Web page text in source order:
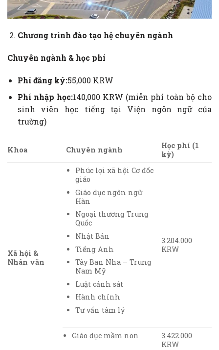
Chương trình đào tạo hệ chuyên ngành
Chuyên ngành & học phí
Phí đăng ký:55,000 KRW
Phí nhập học:140,000 KRW (miễn phí toàn bộ cho
sinh viên học tiếng tại Viện ngôn ngữ của
trường)
Khoa Chuyên ngành
Học phí (1
kỳ)
Xã hội &
Nhân văn
Phúc lợi xã hội Cơ đốc
giáo
Giáo dục ngôn ngữ
Hàn
Ngoại thương Trung
Quốc
Nhật Bản
Tiếng Anh
Tây Ban Nha – Trung
Nam Mỹ
Luật cảnh sát
Hành chính
Tư vấn tâm lý
3.204.000
KRW
Giáo dục mầm non
3.422.000
KRW